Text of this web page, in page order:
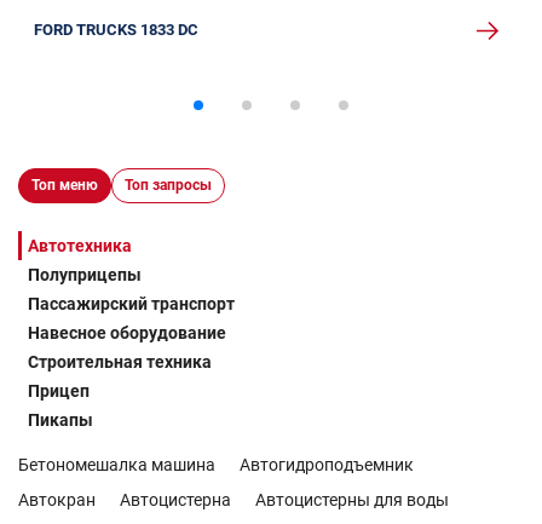
FORD TRUCKS 1833 DC
Топ меню Топ запросы
Автотехника
Полуприцепы
Пассажирский транспорт
Навесное оборудование
Строительная техника
Прицеп
Пикапы
Бетономешалка машина
Автогидроподъемник
Автокран
Автоцистерна
Автоцистерны для воды